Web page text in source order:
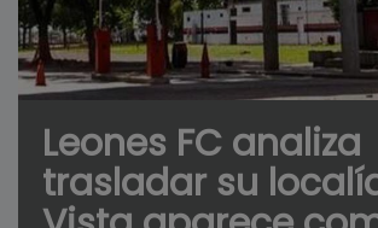
Leones FC analiza
trasladar su